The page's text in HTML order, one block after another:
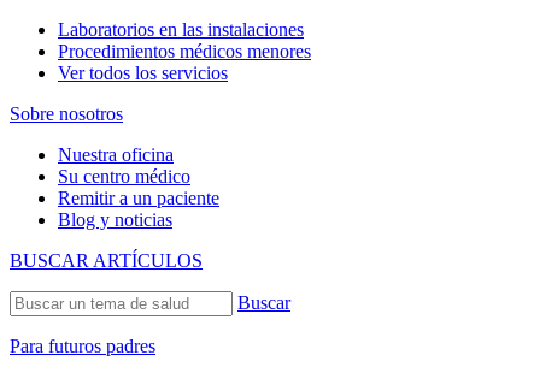
Laboratorios en las instalaciones
Procedimientos médicos menores
Ver todos los servicios
Sobre nosotros
Nuestra oficina
Su centro médico
Remitir a un paciente
Blog y noticias
BUSCAR ARTÍCULOS
Buscar
Para futuros padres